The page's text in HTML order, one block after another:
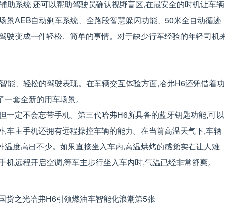
助系统,还可以帮助驾驶员确认视野盲区,在最安全的时机让车辆
景AEB自动刹车系统、全路段智慧躲闪功能、50米全自动循迹
驶变成一件轻松、简单的事情。对于缺少行车经验的年轻司机
能、轻松的驾驶表现。在车辆交互体验方面,哈弗H6还凭借着功
套全新的用车场景。
一定不会忘带手机。第三代哈弗H6所具备的蓝牙钥匙功能,可以
车主手机还拥有远程操控车辆的能力。在当前高温天气下,车辆
度高出不少。如果直接坐入车内,高温烘烤的感觉实在让人难
远程开启空调,等车主步行坐入车内时,气温已经非常舒爽。